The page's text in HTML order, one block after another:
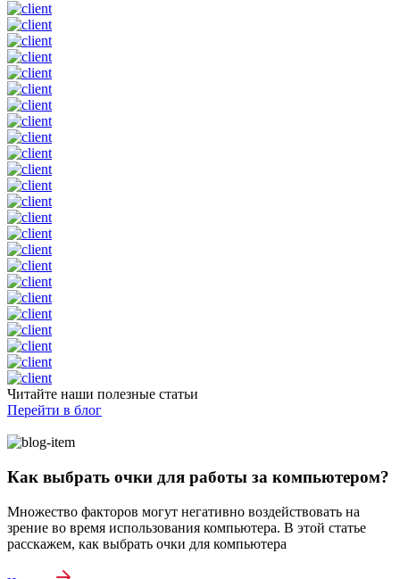
Читайте наши полезные статьи
Перейти в блог
Как выбрать очки для работы за компьютером?
Множество факторов могут негативно воздействовать на
зрение во время использования компьютера. В этой статье
расскажем, как выбрать очки для компьютера